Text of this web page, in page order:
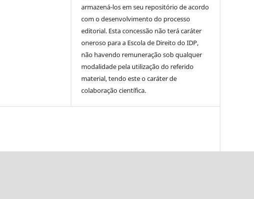
armazená-los em seu repositório de acordo
com o desenvolvimento do processo
editorial. Esta concessão não terá caráter
oneroso para a Escola de Direito do IDP,
não havendo remuneração sob qualquer
modalidade pela utilização do referido
material, tendo este o caráter de
colaboração científica.